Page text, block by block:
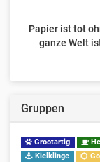
Papier ist tot
ganze Welt
Gruppen
Grootartig
Kielklinge